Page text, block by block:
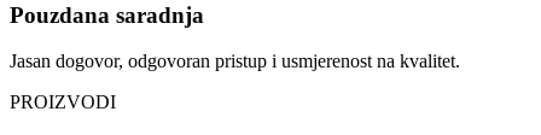
Pouzdana saradnja
Jasan dogovor, odgovoran pristup i usmjerenost na kvalitet.
PROIZVODI